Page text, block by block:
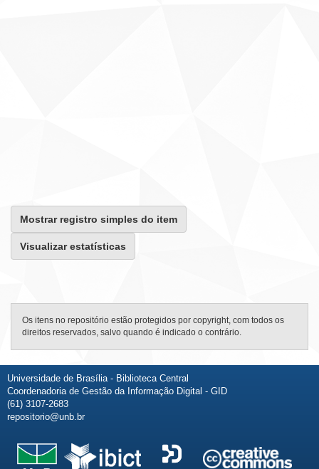
Mostrar registro simples do item
Visualizar estatísticas
Os itens no repositório estão protegidos por copyright, com todos os
direitos reservados, salvo quando é indicado o contrário.
Universidade de Brasília - Biblioteca Central
Coordenadoria de Gestão da Informação Digital - GID
(61) 3107-2683
repositorio@unb.br